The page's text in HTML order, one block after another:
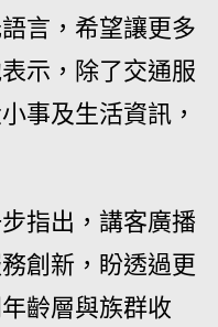
言，希望讓更多
示，除了交通服
事及生活資訊，
指出，講客廣播
創新，盼透過更
齡層與族群收